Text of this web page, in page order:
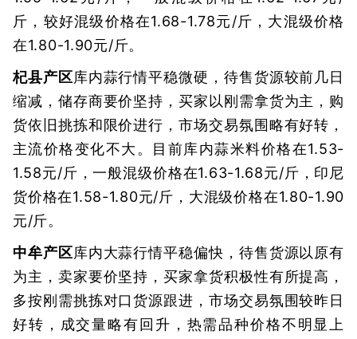
斤，较好混级价格在1.68-1.78元/斤，大混级价格
在1.80-1.90元/斤。
杞县产区库内蒜行情平稳微硬，待售货源较前几日
缩减，储存商要价坚持，买家以刚需拿货为主，购
货依旧挑拣和限价进行，市场交易氛围略有好转，
主流价格变化不大。目前库内蒜米料价格在1.53-
1.58元/斤，一般混级价格在1.63-1.68元/斤，印尼
货价格在1.58-1.80元/斤，大混级价格在1.80-1.90
元/斤。
中牟产区库内大蒜行情平稳偏快，待售货源以原有
为主，卖家要价坚持，买家拿货积极性有所提高，
多按刚需挑拣对口货源跟进，市场交易氛围较昨日
好转，成交量略有回升，热需品种价格不明显上